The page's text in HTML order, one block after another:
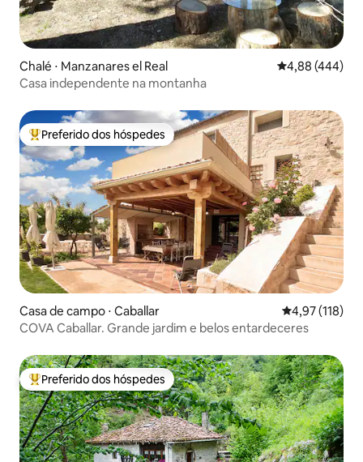
Chalé ⋅ Manzanares el Real 4,88 de uma
4,88 (444)
Casa independente na montanha
Entre os melhores preferidos dos hóspedes
Preferido dos hóspedes
Casa de campo ⋅ Caballar 4,97 de uma
4,97 (118)
COVA Caballar. Grande jardim e belos entardeceres
Entre os melhores preferidos dos hóspedes
Preferido dos hóspedes